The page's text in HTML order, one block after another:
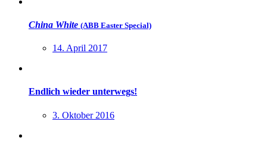
China White (ABB Easter Special)
14. April 2017
Endlich wieder unterwegs!
3. Oktober 2016